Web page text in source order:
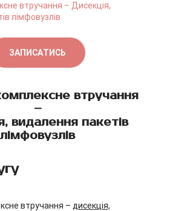
втручання – Дисекція,
лімфовузлів
ЗАПИСАТИСЬ
втручання
–
видалення пакетів
лімфовузлів
втручання – дисекція,